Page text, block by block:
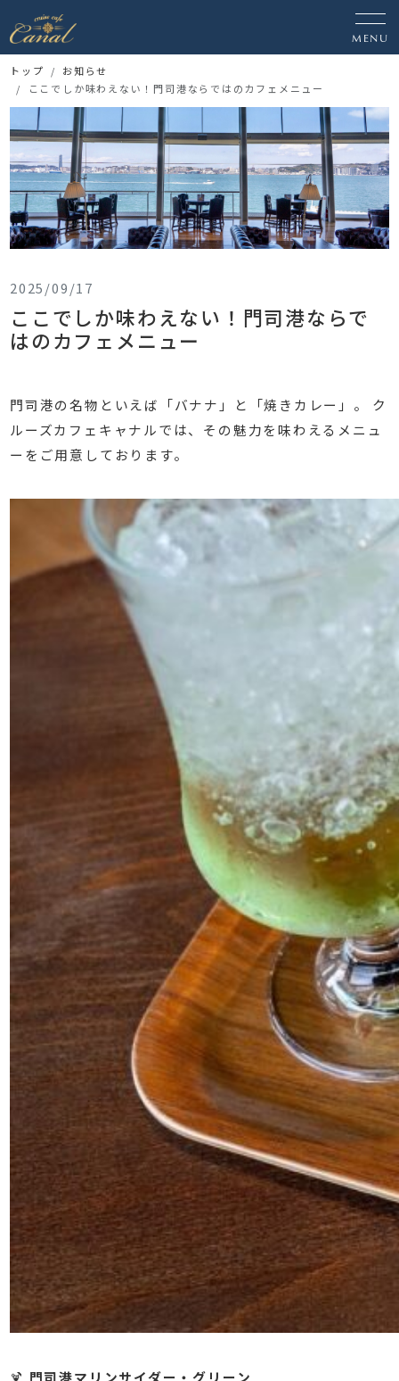
MENU
トップ
お知らせ
ここでしか味わえない！門司港ならではのカフェメニュー
2025/09/17
ここでしか味わえない！門司港ならで
はのカフェメニュー
門司港の名物といえば「バナナ」と「焼きカレー」。 ク
ルーズカフェキャナルでは、その魅力を味わえるメニュ
ーをご用意しております。
🍹 門司港マリンサイダー・グリーン